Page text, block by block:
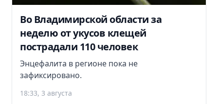
Во Владимирской области за
неделю от укусов клещей
пострадали 110 человек
Энцефалита в регионе пока не
зафиксировано.
18:33, 3 августа